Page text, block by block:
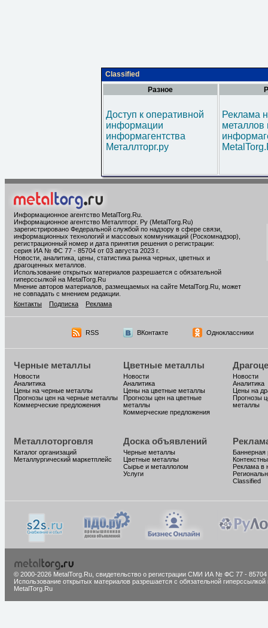
Classified
Разное
Доступ к оперативной
информации
информагентства
Металлторг.ру
Реклама
металлов
Информационное агентство MetalTorg.Ru
Информационное агентство Металлторг. Ру (MetalTorg.Ru)
зарегистрировано Федеральной службой по надзору в сфере связи,
информационных технологий и массовых коммуникаций (Роскомнадзор),
регистрационный номер и дата принятия решения о регистрации:
серия ИА № ФС 77 - 85704 от 03 августа 2023 г.
Новости, аналитика, цены, статистика рынка черных, цветных и
драгоценных металлов.
Использование открытых материалов разрешается с обязательной
гиперссылкой на MetalTorg.Ru
Мнение авторов материалов, размещаемых на сайте MetalTorg.Ru, может
не совпадать с мнением редакции.
Контакты
Подписка Реклама
RSS ВКонтакте Одноклассники
Черные металлы
Новости
Аналитика
Цены на черные металлы
Прогнозы цен на черные металлы
Коммерческие предложения
Цветные металлы
Новости
Аналитика
Цены на цветные металлы
Прогнозы цен на цветные
металлы
Коммерческие предложения
Новости
Аналитика
Цены на
Прогнозы
металлы
Металлоторговля
Каталог организаций
Металлургический маркетплейс
Доска объявлений
Черные металлы
Цветные металлы
Сырье и металлолом
Услуги
Баннерная
Реклама в
Classified
© 2000-2026 MetalTorg.Ru, cвидетельство о регистрации СМИ ИА № ФС 77 - 85704
Использование открытых материалов разрешается с обязательной гиперссылкой
MetalTorg.Ru